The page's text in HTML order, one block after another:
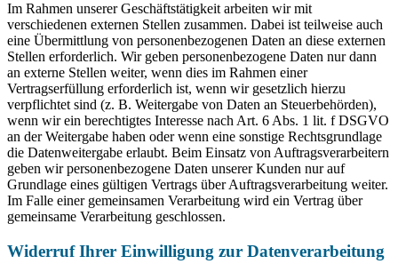
Im Rahmen unserer Geschäftstätigkeit arbeiten wir mit
verschiedenen externen Stellen zusammen. Dabei ist teilweise auch
eine Übermittlung von personenbezogenen Daten an diese externen
Stellen erforderlich. Wir geben personenbezogene Daten nur dann
an externe Stellen weiter, wenn dies im Rahmen einer
Vertragserfüllung erforderlich ist, wenn wir gesetzlich hierzu
verpflichtet sind (z. B. Weitergabe von Daten an Steuerbehörden),
wenn wir ein berechtigtes Interesse nach Art. 6 Abs. 1 lit. f DSGVO
an der Weitergabe haben oder wenn eine sonstige Rechtsgrundlage
die Datenweitergabe erlaubt. Beim Einsatz von Auftragsverarbeitern
geben wir personenbezogene Daten unserer Kunden nur auf
Grundlage eines gültigen Vertrags über Auftragsverarbeitung weiter.
Im Falle einer gemeinsamen Verarbeitung wird ein Vertrag über
gemeinsame Verarbeitung geschlossen.
Widerruf Ihrer Einwilligung zur Datenverarbeitung